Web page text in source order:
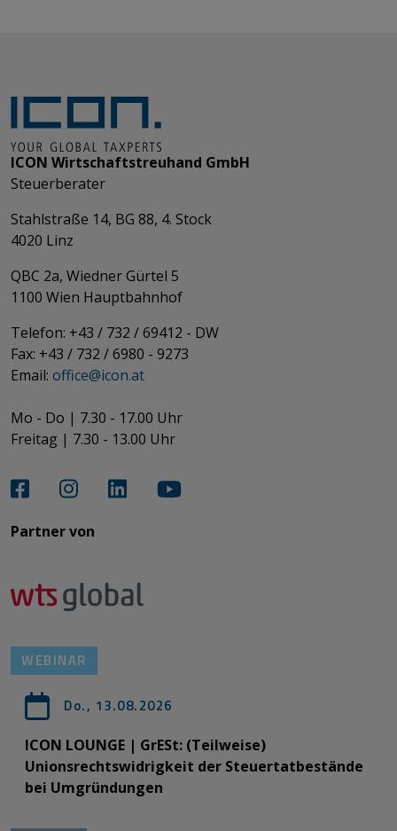
ICON Wirtschaftstreuhand GmbH
Steuerberater
Stahlstraße 14, BG 88, 4. Stock
4020 Linz
QBC 2a, Wiedner Gürtel 5
​​​​​​​1100 Wien Hauptbahnhof
Telefon: +43 / 732 / 69412 - DW
Fax: +43 / 732 / 6980 - 9273
​​​​​​​Email: office@­icon.at
Mo - Do | 7.30 - 17.00 Uhr
Freitag | 7.30 - 13.00 Uhr​​​​​​​
Partner von​​​​​​
WEBINAR
Do., 13.08.2026
ICON LOUNGE | GrESt: (Teilweise)
Unionsrechtswidrigkeit der Steuertatbestände
bei Umgründungen